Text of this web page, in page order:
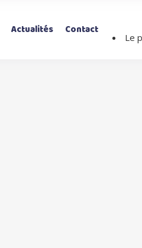
Actualités Contact
Le